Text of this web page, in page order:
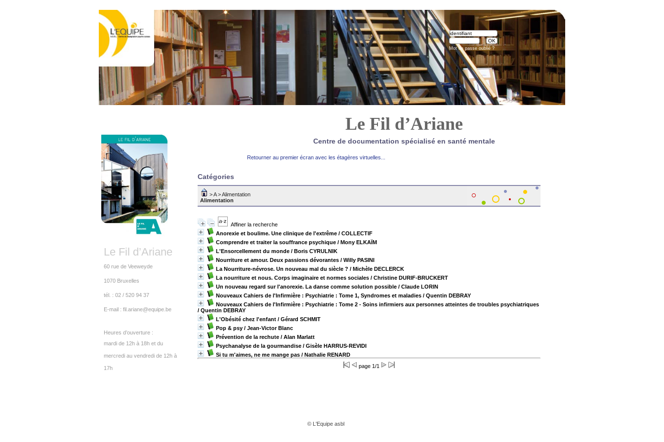
Le Fil d’Ariane
Centre de documentation spécialisé en santé mentale
Retourner au premier écran avec les étagères virtuelles...
Catégories
>A>Alimentation
Alimentation
Affiner la recherche
Anorexie et boulime. Une clinique de l'extrême / COLLECTIF
Comprendre et traiter la souffrance psychique / Mony ELKAÏM
L'Ensorcellement du monde / Boris CYRULNIK
Nourriture et amour. Deux passions dévorantes / Willy PASINI
La Nourriture-névrose. Un nouveau mal du siècle ? / Michèle DECLERCK
La nourriture et nous. Corps imaginaire et normes sociales / Christine DURIF-BRUCKERT
Un nouveau regard sur l'anorexie. La danse comme solution possible / Claude LORIN
Nouveaux Cahiers de l'Infirmière : Psychiatrie : Tome 1, Syndromes et maladies / Quentin DEBRAY
Nouveaux Cahiers de l'Infirmière : Psychiatrie : Tome 2 - Soins infirmiers aux personnes atteintes de troubles psychiatriques
/ Quentin DEBRAY
L'Obésité chez l'enfant / Gérard SCHMIT
Pop & psy / Jean-Victor Blanc
Prévention de la rechute / Alan Marlatt
Psychanalyse de la gourmandise / Gisèle HARRUS-REVIDI
Si tu m'aimes, ne me mange pas / Nathalie RENARD
page 1/1
© L'Equipe asbl
Le Fil d’Ariane
60 rue de Veeweyde
1070 Bruxelles
tél. : 02 / 520 94 37
E-mail : fil.ariane@equipe.be
Heures d’ouverture :
mardi de 12h à 18h et du
mercredi au vendredi de 12h à
17h
A
Mot de passe oublié ?